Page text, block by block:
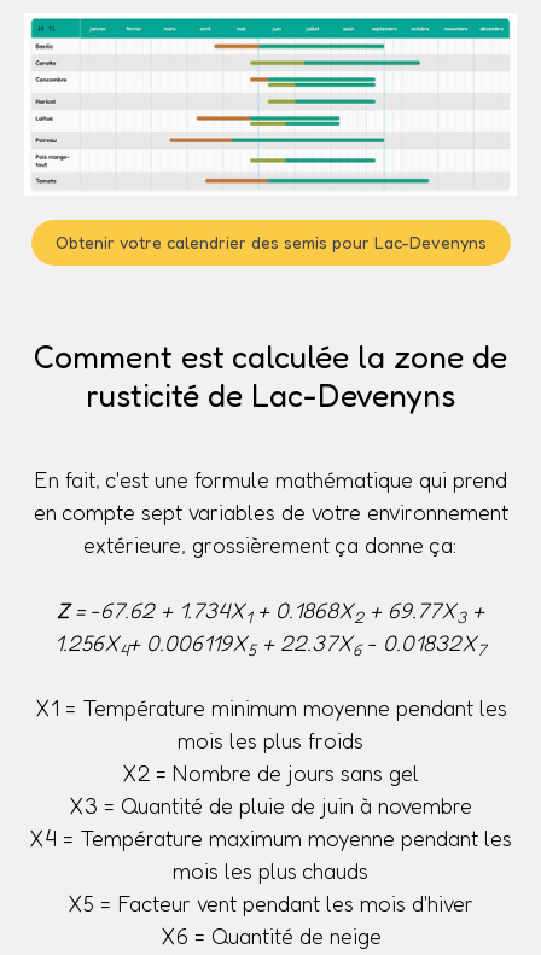
Obtenir votre calendrier des semis pour Lac-Devenyns
Comment est calculée la zone de
rusticité de Lac-Devenyns
En fait, c'est une formule mathématique qui prend
en compte sept variables de votre environnement
extérieure, grossièrement ça donne ça:
Z= -67.62 + 1.734X1+ 0.1868X2+ 69.77X3+
1.256X4+ 0.006119X5+ 22.37X6- 0.01832X7
X1 = Température minimum moyenne pendant les
mois les plus froids
X2 = Nombre de jours sans gel
X3 = Quantité de pluie de juin à novembre
X4 = Température maximum moyenne pendant les
mois les plus chauds
X5 = Facteur vent pendant les mois d'hiver
X6 = Quantité de neige